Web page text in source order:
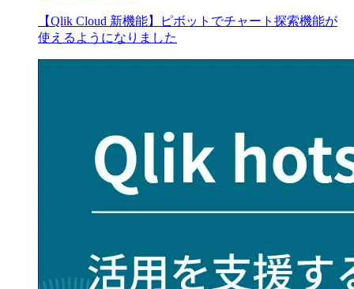
【Qlik Cloud 新機能】ピボットでチャート探索機能が
使えるようになりました